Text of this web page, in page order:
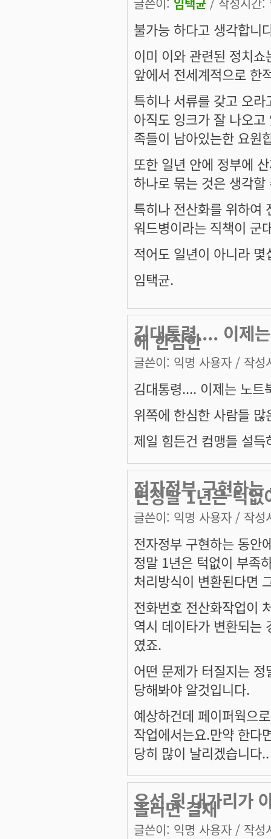
불가능 하다고 생각합니
이미 이와 관련된 정치
앞에서 전세계적으로 한
특히나 서류를 갖고 오
아직도 잉크가 잘 나오
족들이 남아있는한 요원
또한 일년 안에 정부에
하나로 묶는 것은 생각
특히나 전산화를 위하여
워드병이라는 직책이 군
적어도 일년이 아니라
임택균.
김대통령.... 이제
에 한심한
글쓴이: 익명 사용자 / 작성
김대통령.... 이제는 노트
위쪽에 한심한 사람들
제일 힘든건 컴맹들 설득
전자정부 구현하
면정말 1년은 턱없
글쓴이: 익명 사용자 / 작성
전자정부 구현하는 동안
정말 1년은 턱없이 부족
처리방식이 변환된다면
전화번호 전산화작업이
역시 데이타가 변환되는
였죠.
어떤 문제가 터질지는
당해봐야 알것입니다.
예상하건데 페이퍼웍으
작업에서는요.만약 한다
당히 많이 날리겠습니다..
우선 윗 대가리가
올리면 결재
글쓴이: 익명 사용자 / 작성